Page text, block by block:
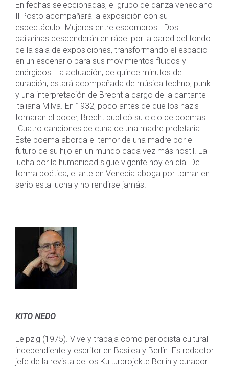
En fechas seleccionadas, el grupo de danza veneciano
Il Posto acompañará la exposición con su
espectáculo "Mujeres entre escombros". Dos
bailarinas descenderán en rápel por la pared del fondo
de la sala de exposiciones, transformando el espacio
en un escenario para sus movimientos fluidos y
enérgicos. La actuación, de quince minutos de
duración, estará acompañada de música techno, punk
y una interpretación de Brecht a cargo de la cantante
italiana Milva. En 1932, poco antes de que los nazis
tomaran el poder, Brecht publicó su ciclo de poemas
"Cuatro canciones de cuna de una madre proletaria".
Este poema aborda el temor de una madre por el
futuro de su hijo en un mundo cada vez más hostil. La
lucha por la humanidad sigue vigente hoy en día. De
forma poética, el arte en Venecia aboga por tomar en
serio esta lucha y no rendirse jamás.
KITO NEDO
Leipzig (1975). Vive y trabaja como periodista cultural
independiente y escritor en Basilea y Berlín. Es redactor
jefe de la revista de los Kulturprojekte Berlin y curador